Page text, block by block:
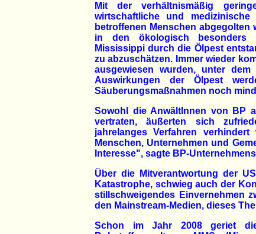
Mit der verhältnismäßig
wirtschaftliche und
betroffenen Menschen abgegolten
in den ökologisch besonders
Mississippi durch die Ölpest
zu abzuschätzen. Immer wieder
ausgewiesen wurden, unter
Auswirkungen der Ölpest
Säuberungsmaßnahmen noch
Sowohl die AnwältInnen von BP
vertraten, äußerten sich
jahrelanges Verfahren
Menschen, Unternehmen und
Interesse", sagte BP-
Über die Mitverantwortung der
Katastrophe, schwieg auch der
stillschweigendes Einvernehmen
den Mainstream-Medien, dieses
Schon im Jahr 2008 geriet